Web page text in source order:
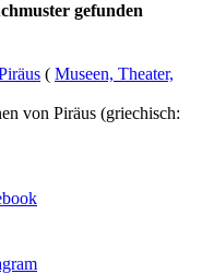
gefunden
( Museen, Theater,
von Piräus (griechisch: